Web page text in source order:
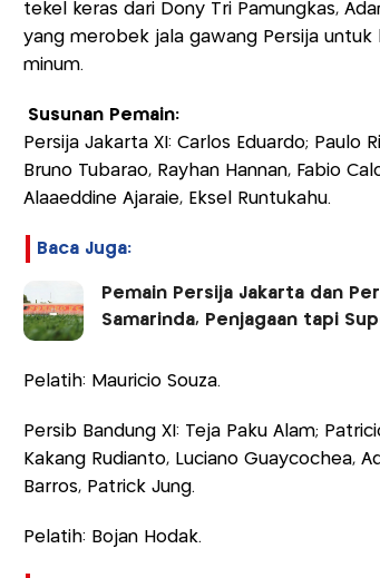
tekel keras dari Dony Tri Pamungkas,
yang merobek jala gawang Persija untuk
minum.
Susunan Pemain:
Persija Jakarta XI: Carlos Eduardo; Paulo
Bruno Tubarao, Rayhan Hannan, Fabio
Alaaeddine Ajaraie, Eksel Runtukahu.
Baca Juga:
Pemain Persija Jakarta dan
Samarinda, Penjagaan tapi
Pelatih: Mauricio Souza.
Persib Bandung XI: Teja Paku Alam;
Kakang Rudianto, Luciano Guaycochea,
Barros, Patrick Jung.
Pelatih: Bojan Hodak.